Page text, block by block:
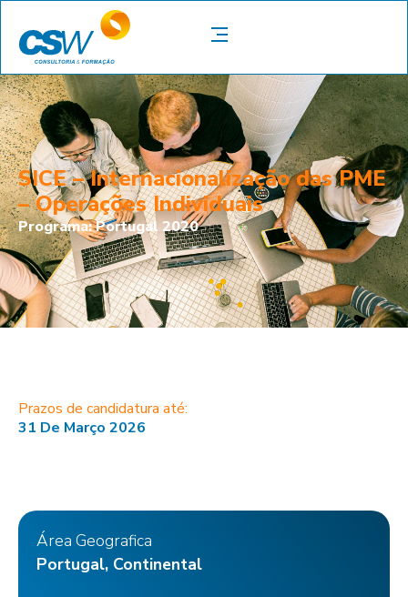
SICE – Internacionalização das PME
– Operações Individuais
Programa: Portugal 2020
Prazos de candidatura até:
31 De Março 2026
Área Geografica
Portugal, Continental